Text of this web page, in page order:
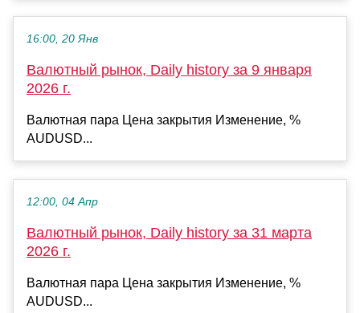
16:00, 20 Янв
Валютный рынок, Daily history за 9 января
2026 г.
Валютная пара Цена закрытия Изменение, %
AUDUSD...
12:00, 04 Апр
Валютный рынок, Daily history за 31 марта
2026 г.
Валютная пара Цена закрытия Изменение, %
AUDUSD...